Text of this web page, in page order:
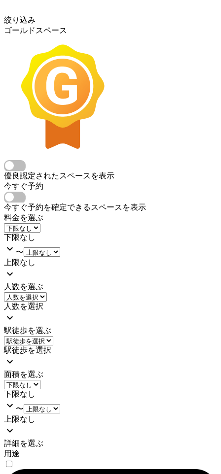
絞り込み
ゴールドスペース
優良認定されたスペースを表示
今すぐ予約
今すぐ予約を確定できるスペースを表示
料金を選ぶ
下限なし
〜
上限なし
人数を選ぶ
人数を選択
駅徒歩を選ぶ
駅徒歩を選択
面積を選ぶ
下限なし
〜
上限なし
詳細を選ぶ
用途